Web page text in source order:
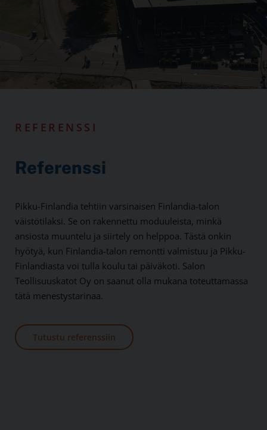
REFERENSSI
Referenssi
Pikku-Finlandia tehtiin varsinaisen Finlandia-talon
väistötilaksi. Se on rakennettu moduuleista, minkä
ansiosta muuntelu ja siirtely on helppoa. Tästä onkin
hyötyä, kun Finlandia-talon remontti valmistuu ja Pikku-
Finlandiasta voi tulla koulu tai päiväkoti. Salon
Teollisuuskatot Oy on saanut olla mukana toteuttamassa
tätä menestystarinaa.
Tutustu referenssiin